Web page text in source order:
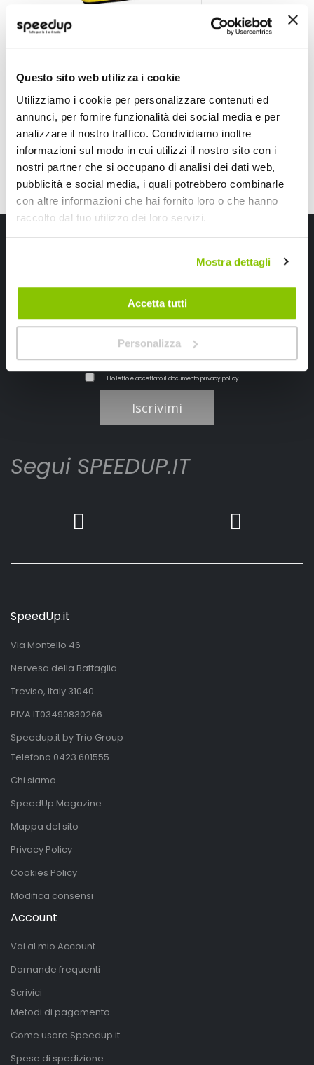
Questo sito web utilizza i cookie
Utilizziamo i cookie per personalizzare contenuti ed
annunci, per fornire funzionalità dei social media e per
analizzare il nostro traffico. Condividiamo inoltre
informazioni sul modo in cui utilizzi il nostro sito con i
nostri partner che si occupano di analisi dei dati web,
pubblicità e social media, i quali potrebbero combinarle
con altre informazioni che hai fornito loro o che hanno
raccolto dal tuo utilizzo dei loro servizi.
Mostra dettagli
Accetta tutti
Personalizza
Panno microfibra Supreme Drying Towel - MEGUIARS
Giallo 55x85cm
Prezzo
speciale
22,75 € -23%
CONSEGNA IN 48H
Panno microfibra
LAMPA
1kg
speciale
CONSEGNA IN 48H
Iscriviti alla newsletter Speedup
Ricevi subito uno sconto del 10% per il tuo primo acquisto online!
Ho letto e accettato il documentoprivacy policy
Iscrivimi
Segui SPEEDUP.IT
SpeedUp.it
Via Montello 46
Nervesa della Battaglia
Treviso, Italy 31040
PIVA IT03490830266
Speedup.it by Trio Group
Telefono 0423.601555
Chi siamo
SpeedUp Magazine
Mappa del sito
Privacy Policy
Cookies Policy
Modifica consensi
Account
Vai al mio Account
Domande frequenti
Scrivici
Metodi di pagamento
Come usare Speedup.it
Spese di spedizione